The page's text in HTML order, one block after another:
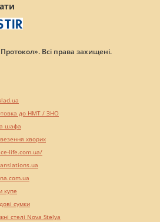
Всі права захищені.
до НМТ / ЗНО
шафа
хворих
life.com.ua/
купе
сумки
стелі Nova Stelya